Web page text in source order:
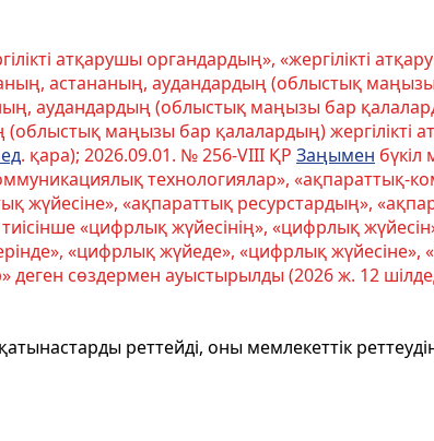
атқарушы органдардың», «жергілікті
астананың, аудандардың (облыстық
аудандардың (облыстық маңызы бар
маңызы бар қалалардың) жергілікті
. қара); 2026.09.01. № 256-VIII ҚР Заңымен
технологиялар», «ақпараттық-
жүйесіне», «ақпараттық ресурстардың»,
«цифрлық жүйесінің», «цифрлық
«цифрлық жүйеде», «цифрлық
сөздермен ауыстырылды (2026 ж. 12
реттейдi, оны мемлекеттік